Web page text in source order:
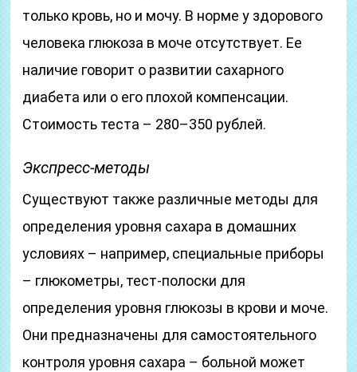
только кровь, но и мочу. В норме у здорового
человека глюкоза в моче отсутствует. Ее
наличие говорит о развитии сахарного
диабета или о его плохой компенсации.
Стоимость теста – 280–350 рублей.
Экспресс-методы
Существуют также различные методы для
определения уровня сахара в домашних
условиях – например, специальные приборы
– глюкометры, тест-полоски для
определения уровня глюкозы в крови и моче.
Они предназначены для самостоятельного
контроля уровня сахара – больной может